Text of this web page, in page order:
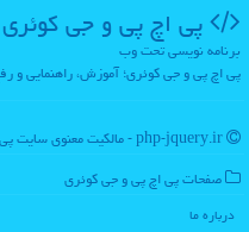
پی اچ پی و جی كوئری
برنامه نویسی تحت وب
پی اچ پی و جی کوئری؛ آموزش، راهنمایی و
صفحات پی اچ پی و جی كوئری
درباره ما